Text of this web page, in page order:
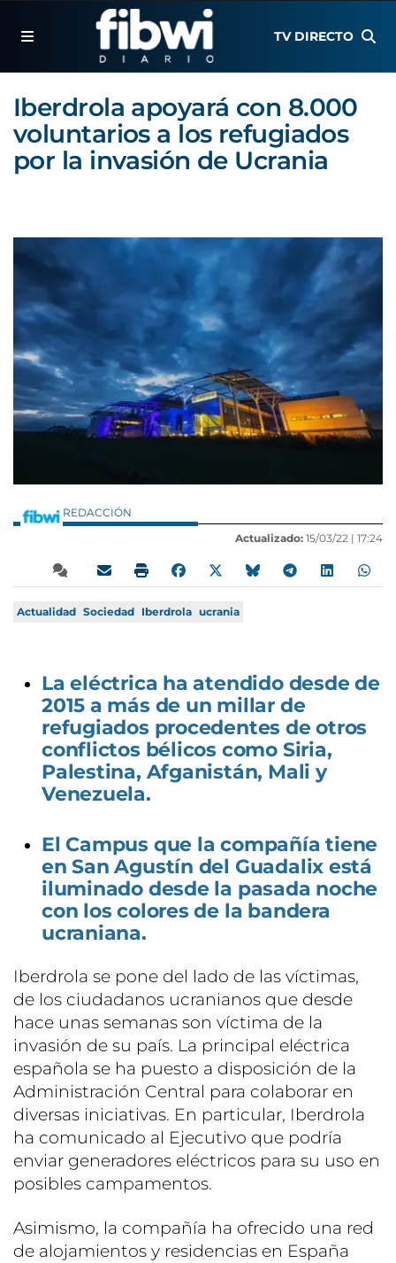
TV DIRECTO
Iberdrola apoyará con 8.000
voluntarios a los refugiados
por la invasión de Ucrania
REDACCIÓN
Actualizado: 15/03/22 | 17:24
Actualidad Sociedad Iberdrola ucrania
La eléctrica ha atendido desde de
2015 a más de un millar de
refugiados procedentes de otros
conflictos bélicos como Siria,
Palestina, Afganistán, Mali y
Venezuela.
El Campus que la compañía tiene
en San Agustín del Guadalix está
iluminado desde la pasada noche
con los colores de la bandera
ucraniana.
Iberdrola se pone del lado de las víctimas,
de los ciudadanos ucranianos que desde
hace unas semanas son víctima de la
invasión de su país. La principal eléctrica
española se ha puesto a disposición de la
Administración Central para colaborar en
diversas iniciativas. En particular, Iberdrola
ha comunicado al Ejecutivo que podría
enviar generadores eléctricos para su uso en
posibles campamentos.
Asimismo, la compañía ha ofrecido una red
de alojamientos y residencias en España